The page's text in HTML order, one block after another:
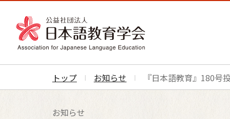
トップ お知らせ 『日本語教育』180号
お知らせ